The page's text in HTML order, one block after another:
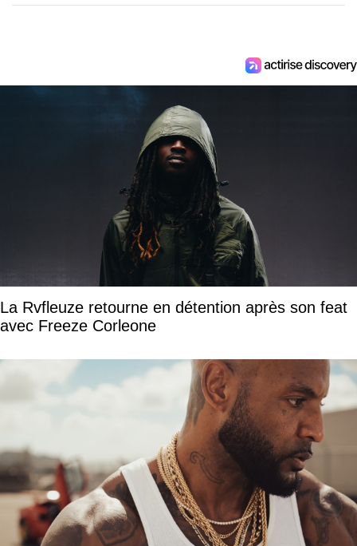
La Rvfleuze retourne en détention après son feat
avec Freeze Corleone